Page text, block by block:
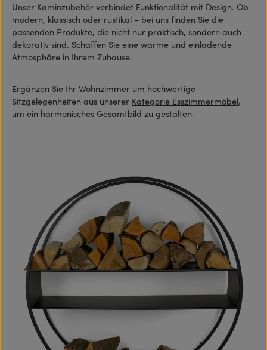
Unser Kaminzubehör verbindet Funktionalität mit Design. Ob
modern, klassisch oder rustikal – bei uns finden Sie die
passenden Produkte, die nicht nur praktisch, sondern auch
dekorativ sind. Schaffen Sie eine warme und einladende
Atmosphäre in Ihrem Zuhause.
Ergänzen Sie Ihr Wohnzimmer um hochwertige
Sitzgelegenheiten aus unserer Kategorie Esszimmermöbel,
um ein harmonisches Gesamtbild zu gestalten.